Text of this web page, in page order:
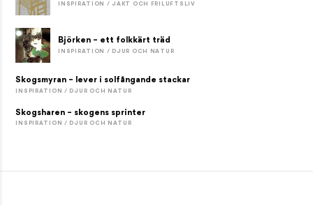
INSPIRATION / JAKT OCH FRILUFTSLIV
Björken – ett folkkärt träd
INSPIRATION / DJUR OCH NATUR
Skogsmyran – lever i solfångande stackar
INSPIRATION / DJUR OCH NATUR
Skogsharen – skogens sprinter
INSPIRATION / DJUR OCH NATUR